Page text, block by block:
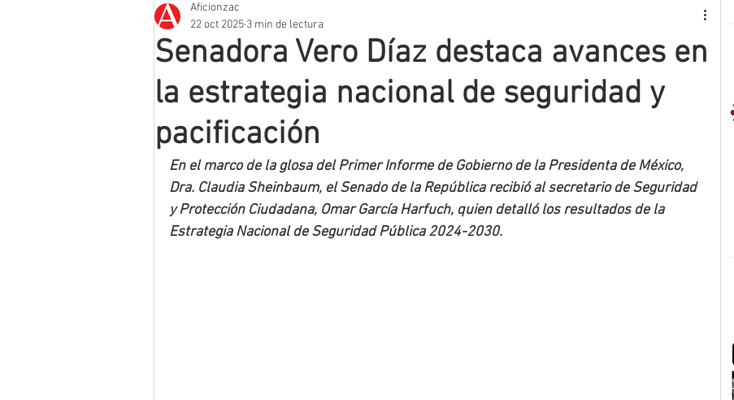
Que no se olvide
Mineros LNBP
Senadora Vero Díaz destaca avances en
la estrategia nacional de seguridad y
pacificación
Aficionzac
22 oct 2025 3 min de lectura
En el marco de la glosa del Primer Informe de Gobierno de la Presidenta de México,
Dra. Claudia Sheinbaum, el Senado de la República recibió al secretario de Seguridad
y Protección Ciudadana, Omar García Harfuch, quien detalló los resultados de la
Estrategia Nacional de Seguridad Pública 2024-2030.